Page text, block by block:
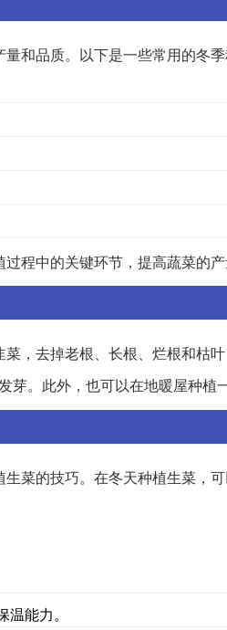
和品质。以下是一些常用的冬季
程中的关键环节，提高蔬菜的产
，去掉老根、长根、烂根和枯
芽。此外，也可以在地暖屋种植
菜的技巧。在冬天种植生菜，
能力。